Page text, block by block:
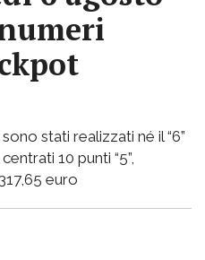
stati realizzati né il “6”
10 punti “5”,
euro